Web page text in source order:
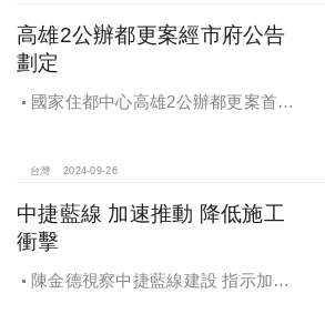
高雄2公辦都更案經市府公告
劃定
國家住都中心高雄2公辦都更案首度
台灣 2024-09-26
中捷藍線 加速推動 降低施工
衝擊
陳金德視察中捷藍線建設 指示加速